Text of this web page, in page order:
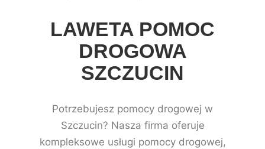
LAWETA POMOC
DROGOWA
SZCZUCIN
Potrzebujesz pomocy drogowej w
Szczucin? Nasza firma oferuje
kompleksowe usługi pomocy drogowej,